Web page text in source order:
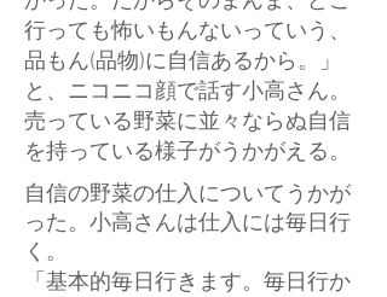
行っても怖いもんないっていう、
品もん(品物)に自信あるから。」
と、ニコニコ顔で話す小高さん。
売っている野菜に並々ならぬ自信
を持っている様子がうかがえる。
自信の野菜の仕入についてうかが
った。小高さんは仕入には毎日行
く。
「基本的毎日行きます。毎日行か